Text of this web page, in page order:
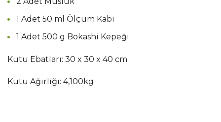
1 Adet 50 ml Ölçüm Kabı
1 Adet 500 g Bokashi Kepeği
Kutu Ebatları: 30 x 30 x 40 cm
Kutu Ağırlığı: 4,100kg